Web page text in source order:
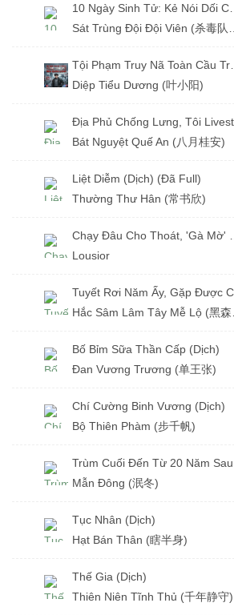
Diệp Tiểu Dương (叶小阳)
Bát Nguyệt Quế An (八月桂安)
Liệt Diễm (Dịch) (Đã Full)
Thường Thư Hân (常书欣)
Lousior
Bố Bỉm Sữa Thần Cấp (Dịch)
Đan Vương Trương (单王张)
Chí Cường Binh Vương (Dịch)
Bộ Thiên Phàm (步千帆)
Mẫn Đông (泯冬)
Tục Nhân (Dịch)
Hạt Bán Thân (瞎半身)
Thế Gia (Dịch)
Thiên Niên Tĩnh Thủ (千年静守)